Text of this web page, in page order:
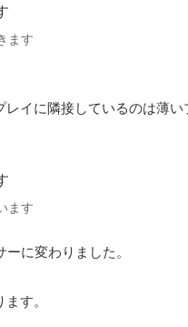
ます
イに隣接しているのは薄
ます
に変わりました。
す。